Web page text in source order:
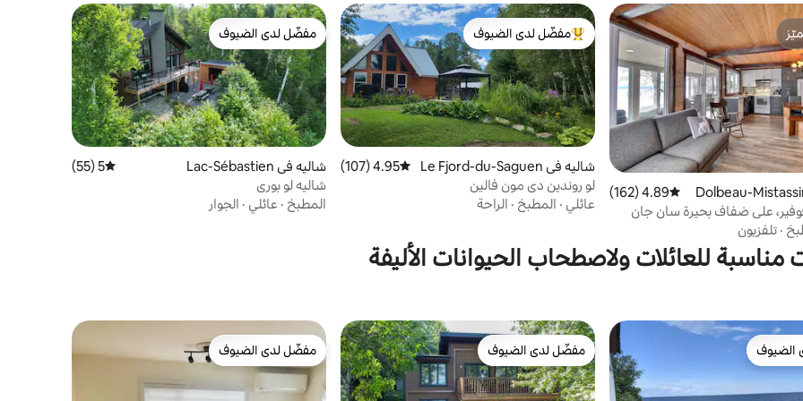
متوسط التقييم 4.89 من 5، 162 مراجعات
4.89 (162)
على ضفاف بحيرة سان جان
· تلفزيون
من أبرز البيوت المفضّلة لدى الضيوف
مفضّل لدى الضيوف
شاليه في Le Fjord-du-Saguen
ay
متوسط التقييم 4.95 من 5، 107 مراجعات
4.95 (107)
لو روندين دي مون فالين
عائلي · المطبخ · الراحة
مفضّل لدى الضيوف
مفضّل لدى الضيوف
شاليه في Lac-Sébastien متوسط التقييم 5 من 5، 55 مراجعات
5 (55)
شاليه لو بوري
المطبخ · عائلي · الجوار
مناسبة للعائلات ولاصطحاب الحيوانات الأليفة
الضيوف
الضيوف
مفضّل لدى الضيوف
مفضّل لدى الضيوف
مفضّل لدى الضيوف
مفضّل لدى الضيوف